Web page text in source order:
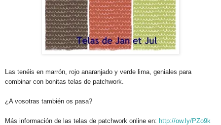
Las tenéis en marrón, rojo anaranjado y verde lima, geniales para
combinar con bonitas telas de patchwork.
¿ A vosotras también os pasa?
Más información de las telas de patchwork online en: http://ow.ly/PZo9k